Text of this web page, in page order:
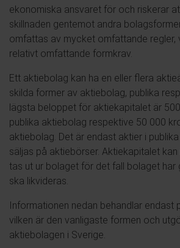
ekonomiska ansvaret för och riskerar
skillnaden gentemot andra
omfattas av mycket omfattande regler,
relativt omfattande formkrav.
Ett aktiebolag kan ha en eller flera
skilda former av aktiebolag, publika
lägsta beloppet för aktiekapitalet är
publika aktiebolag respektive 50 000
aktiebolag. Det är endast aktier i
säljas på aktiebörser. Aktiekapitalet
tas ut ur bolaget för det fall bolaget har
ska likvideras.
Informationen nedan behandlar endast
vilken är den vanligaste formen och
aktiebolagen i Sverige.